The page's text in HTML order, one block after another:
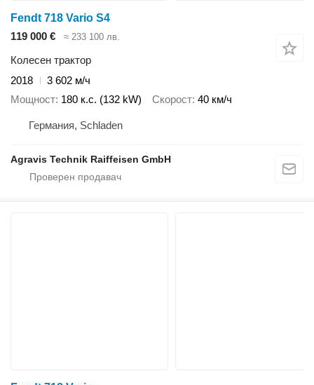
Fendt 718 Vario S4
119 000 €
≈ 233 100 лв.
Колесен трактор
2018
3 602 м/ч
Мощност 180 к.с. (132 kW) Скорост 40 км/ч
Германия, Schladen
Agravis Technik Raiffeisen GmbH